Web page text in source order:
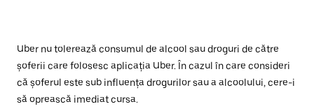
Uber nu tolerează consumul de alcool sau droguri de către
șoferii care folosesc aplicația Uber. În cazul în care consideri
că șoferul este sub influența drogurilor sau a alcoolului, cere-i
să oprească imediat cursa.